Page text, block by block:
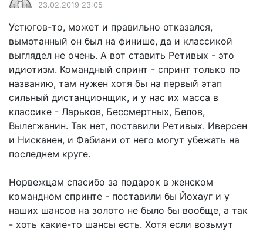
23.02.2019 23:05
Устюгов-то, может и правильно отказался,
вымотанный он был на финише, да и классикой
выглядел не очень. А вот ставить Ретивых - это
идиотизм. Командный спринт - спринт только по
названию, там нужен хотя бы на первый этап
сильный дистанционщик, и у нас их масса в
классике - Ларьков, Бессмертных, Белов,
Вылегжанин. Так нет, поставили Ретивых. Иверсен
и Нисканен, и Фабиани от него могут убежать на
последнем круге.
Норвежцам спасибо за подарок в женском
командном спринте - поставили бы Йохауг и у
наших шансов на золото не было бы вообще, а так
- хоть какие-то шансы есть. Хотя если возьмут